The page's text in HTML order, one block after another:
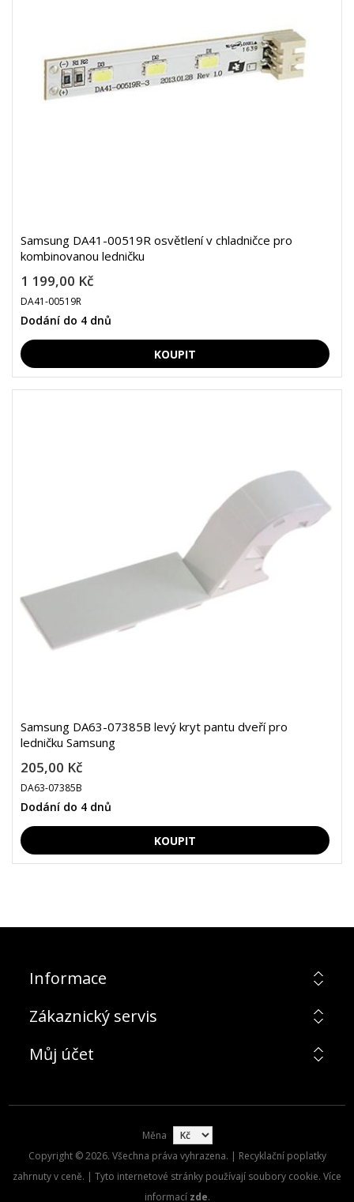
Samsung DA41-00519R osvětlení v chladničce pro
kombinovanou ledničku
1 199,00 Kč
DA41-00519R
Dodání do 4 dnů
Samsung DA63-07385B levý kryt pantu dveří pro
ledničku Samsung
205,00 Kč
DA63-07385B
Dodání do 4 dnů
Informace
Zákaznický servis
Můj účet
Měna
Copyright © 2026. Všechna práva vyhrazena. | Recyklační poplatky
zahrnuty v ceně. | Tyto internetové stránky používají soubory cookie. Více
informací zde.